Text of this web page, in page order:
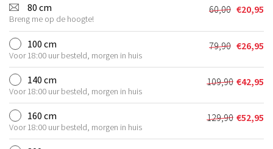
80 cm
Breng me op de hoogte!
60,00
prijs
was:
€60,00.
€20,95
Huidige
prijs
is:
€20,95.
100 cm
Voor 18:00 uur besteld, morgen in huis
79,90
prijs
was:
€79,90.
€26,95
Huidige
prijs
is:
€26,95.
140 cm
Voor 18:00 uur besteld, morgen in huis
109,90
prijs
was:
€109,90.
€42,95
Huidige
prijs
is:
€42,95.
160 cm
Voor 18:00 uur besteld, morgen in huis
129,90
prijs
€52,95
Huidige
prijs